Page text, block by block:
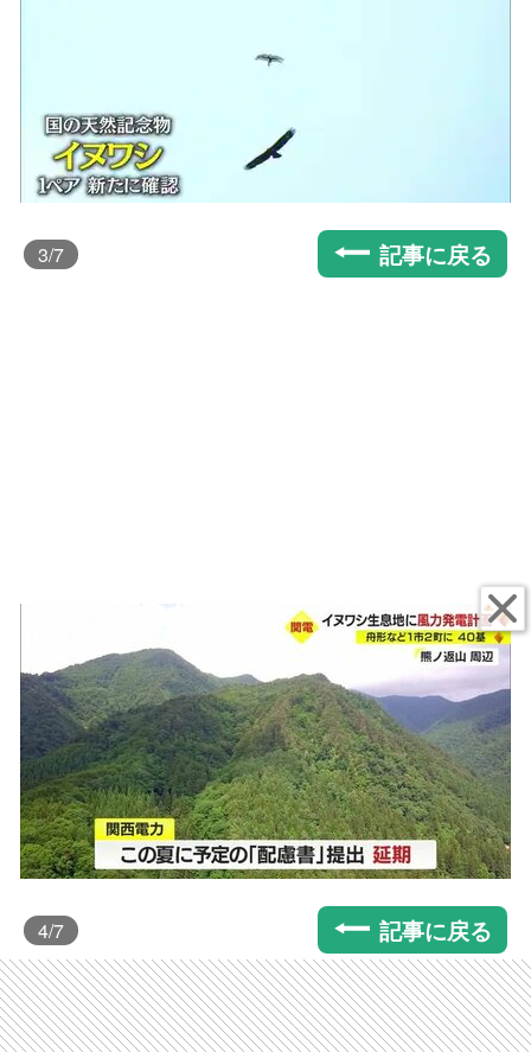
3/7 記事に戻る
4/7 記事に戻る